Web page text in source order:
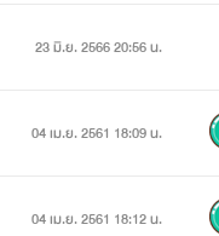
23 มิ.ย. 2566 20:56 น.
04 เม.ย. 2561 18:09 น.
04 เม.ย. 2561 18:12 น.